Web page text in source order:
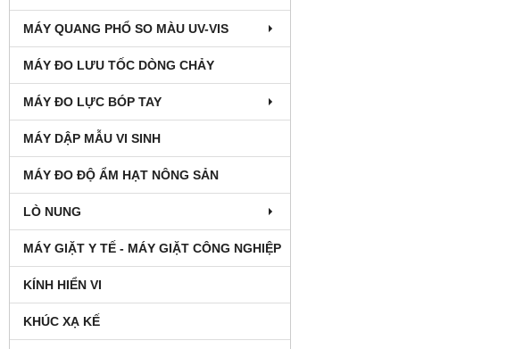
MÁY QUANG PHỔ SO MÀU UV-VIS
MÁY ĐO LƯU TỐC DÒNG CHẢY
MÁY ĐO LỰC BÓP TAY
MÁY DẬP MẪU VI SINH
MÁY ĐO ĐỘ ẨM HẠT NÔNG SẢN
LÒ NUNG
MÁY GIẶT Y TẾ - MÁY GIẶT CÔNG NGHIỆP
KÍNH HIỂN VI
KHÚC XẠ KẾ